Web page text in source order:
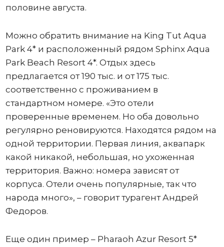
половине августа.
Можно обратить внимание на King Tut Aqua
Park 4* и расположенный рядом Sphinx Aqua
Park Beach Resort 4*. Отдых здесь
предлагается от 190 тыс. и от 175 тыс.
соответственно с проживанием в
стандартном номере. «Это отели
проверенные временем. Но оба довольно
регулярно реновируются. Находятся рядом на
одной территории. Первая линия, аквапарк
какой никакой, небольшая, но ухоженная
территория. Важно: номера зависят от
корпуса. Отели очень популярные, так что
народа много», – говорит турагент Андрей
Федоров.
Еще один пример – Pharaoh Azur Resort 5*